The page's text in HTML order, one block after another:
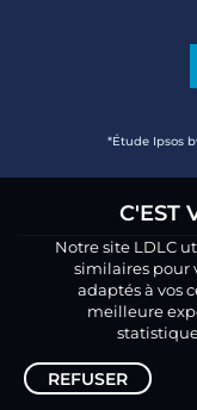
*Étude Ipsos
C'EST
Notre site LDLC
similaires pour
adaptés à vos
meilleure
REFUSER